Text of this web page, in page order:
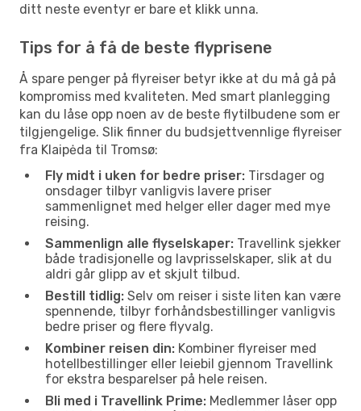
ditt neste eventyr er bare et klikk unna.
Tips for å få de beste flyprisene
Å spare penger på flyreiser betyr ikke at du må gå på
kompromiss med kvaliteten. Med smart planlegging
kan du låse opp noen av de beste flytilbudene som er
tilgjengelige. Slik finner du budsjettvennlige flyreiser
fra Klaipėda til Tromsø:
Fly midt i uken for bedre priser: Tirsdager og
onsdager tilbyr vanligvis lavere priser
sammenlignet med helger eller dager med mye
reising.
Sammenlign alle flyselskaper: Travellink sjekker
både tradisjonelle og lavprisselskaper, slik at du
aldri går glipp av et skjult tilbud.
Bestill tidlig: Selv om reiser i siste liten kan være
spennende, tilbyr forhåndsbestillinger vanligvis
bedre priser og flere flyvalg.
Kombiner reisen din: Kombiner flyreiser med
hotellbestillinger eller leiebil gjennom Travellink
for ekstra besparelser på hele reisen.
Bli med i Travellink Prime: Medlemmer låser opp